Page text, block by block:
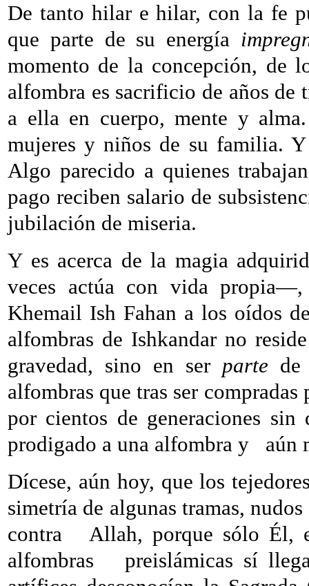
De tanto hilar e hilar, con la fe
que parte de su energía
momento de la concepción, de
alfombra es sacrificio de años de
a ella en cuerpo, mente y
mujeres y niños de su familia.
Algo parecido a quienes
pago reciben salario de
jubilación de miseria.
Y es acerca de la magia
veces actúa con vida propia—,
Khemail Ish Fahan a los oídos
alfombras de Ishkandar no
gravedad, sino en ser parte de
alfombras que tras ser
por cientos de generaciones
prodigado a una alfombra y
aún
Dícese, aún hoy, que los
simetría de algunas tramas,
contra
Allah, porque sólo Él,
alfombras
preislámicas sí